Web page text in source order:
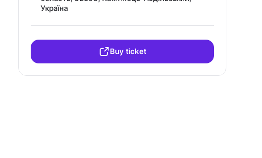
Україна
Buy ticket